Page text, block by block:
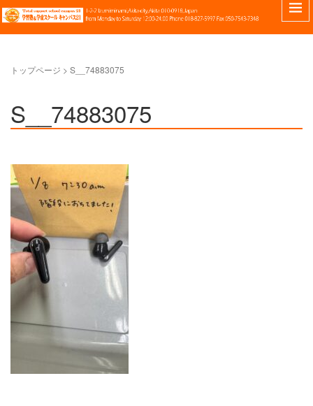
トップページ > S__74883075
S__74883075